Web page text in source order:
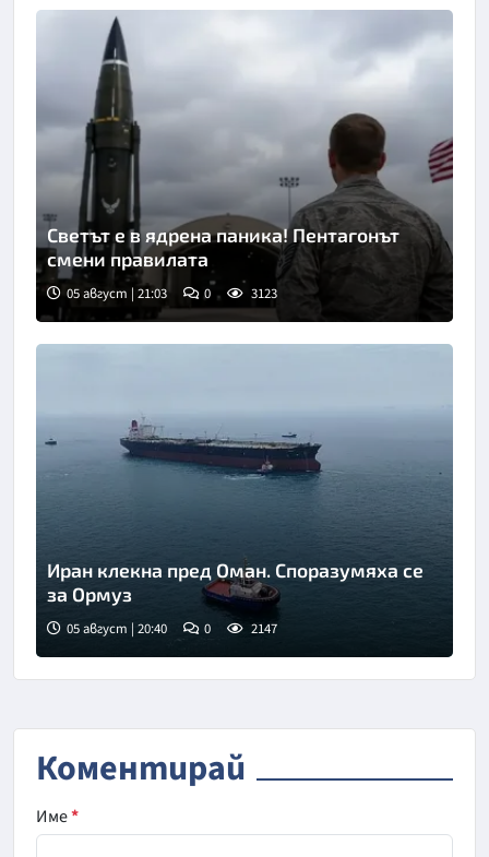
Светът е в ядрена паника! Пентагонът
смени правилата
05 август | 21:03 0 3123
Иран клекна пред Оман. Споразумяха се
за Ормуз
05 август | 20:40 0 2147
Коментирай
Име*